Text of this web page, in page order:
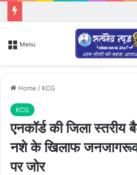
Menu
Home / KCG
KCG
एनकॉर्ड की जिला स्तरीय
नशे के खिलाफ
पर जोर